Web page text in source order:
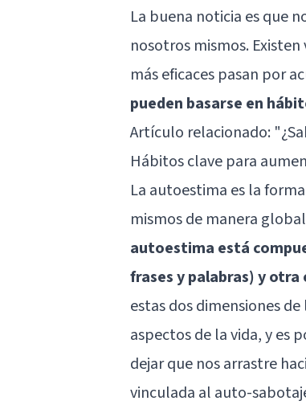
La buena noticia es que
nosotros mismos.
más eficaces pasan por
pueden basarse en
Artículo relacionado:
Hábitos clave para
La autoestima es la
mismos de manera
autoestima está
frases y palabras) y
estas dos dimensiones
aspectos de la vida, y es
dejar que nos arrastre
vinculada al auto-